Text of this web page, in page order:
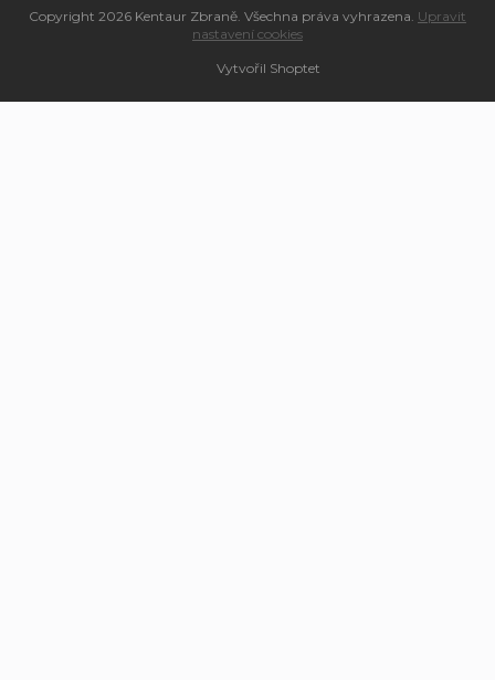
Vytvořil Shoptet
Copyright 2026 Kentaur Zbraně . Všechna práva vyhrazena. Upravit
nastavení cookies